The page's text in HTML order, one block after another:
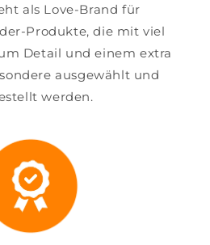
als Love-Brand für
Produkte, die mit viel
Detail und einem extra
ausgewählt und
werden.